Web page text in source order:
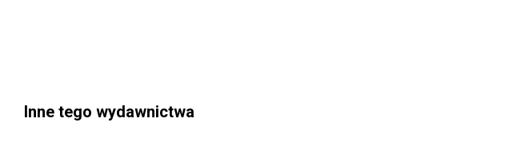
Inne tego wydawnictwa